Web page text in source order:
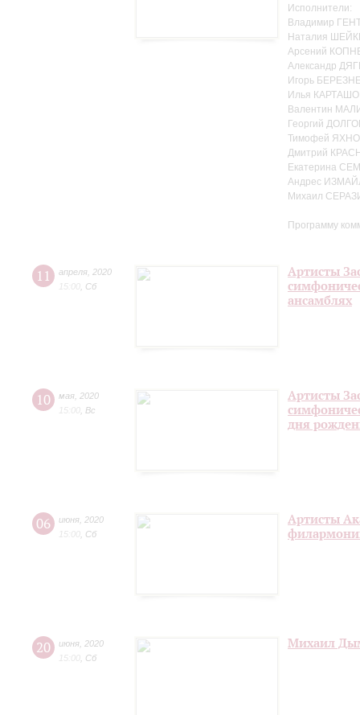
Исполнители:
Владимир
Наталия
Арсений
Александр
Игорь
Илья
Валентин
Георгий
Тимофей
Дмитрий
Екатерина
Андрес
Михаил
Программу
11 апреля 2020
15:00 Сб
Артисты
ансамблях
10 мая 2020
15:00 Вс
Артисты
дня
06 июня 2020
15:00 Сб
Артисты
20 июня 2020
15:00 Сб
Михаил